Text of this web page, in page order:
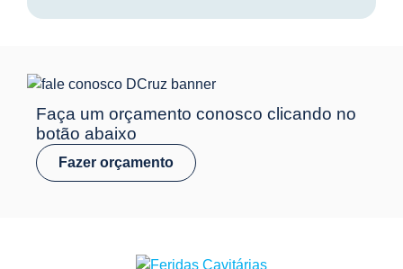
Faça um orçamento conosco clicando no
botão abaixo
Fazer orçamento